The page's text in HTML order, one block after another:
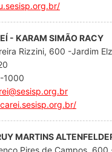
- KARAM SIMÃO RACY
Rizzini, 600 -Jardim
1000
MARTINS
Pires de Campos,